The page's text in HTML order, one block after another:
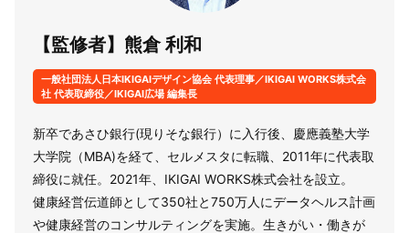
【監修者】熊倉 利和
一般社団法人日本IKIGAIデザイン協会 代表理事／IKIGAI WORKS株式会
社 代表取締役／IKIGAI広場 編集長
新卒であさひ銀行(現りそな銀行）に入行後、慶應義塾大学
大学院（MBA)を経て、セルメスタに転職、2011年に代表取
締役に就任。2021年、IKIGAI WORKS株式会社を設立。
健康経営伝道師として350社と750万人にデータヘルス計画
や健康経営のコンサルティングを実施。生きがい・働きが